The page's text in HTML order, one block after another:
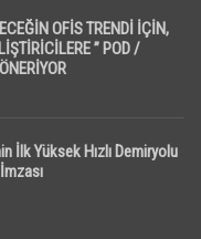
OFİS TRENDİ İÇİN,
” POD /
İlk Yüksek Hızlı Demiryolu